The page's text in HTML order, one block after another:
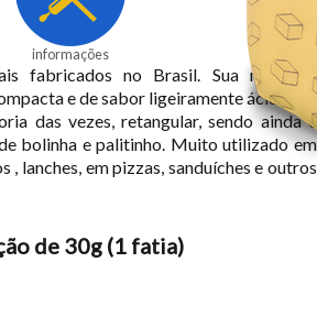
informações
fabricados no Brasil. Sua massa é
e de sabor ligeiramente ácido.
das vezes, retangular, sendo ainda é
bolinha e palitinho. Muito utilizado em
, lanches, em pizzas, sanduíches e outros
de 30g (1 fatia)